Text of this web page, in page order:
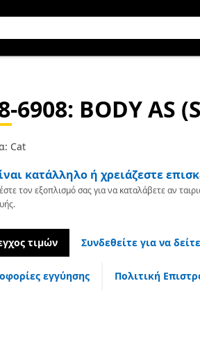
6908: BODY AS
Cat
κατάλληλο ή χρειάζεστε
τον εξοπλισμό σας για να καταλάβετε αν
τιμών Συνδεθείτε για να
εγγύησης Πολιτική